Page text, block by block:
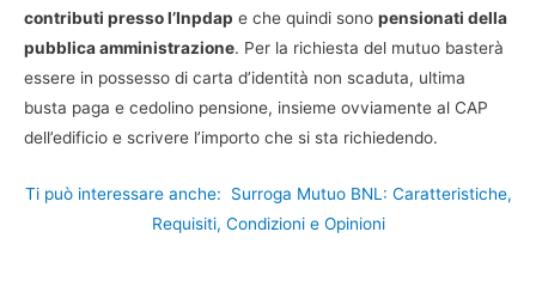
contributi presso l’Inpdap e che quindi sono pensionati della
pubblica amministrazione. Per la richiesta del mutuo basterà
essere in possesso di carta d’identità non scaduta, ultima
busta paga e cedolino pensione, insieme ovviamente al CAP
dell’edificio e scrivere l’importo che si sta richiedendo.
Ti può interessare anche:
Surroga Mutuo BNL: Caratteristiche,
Requisiti, Condizioni e Opinioni